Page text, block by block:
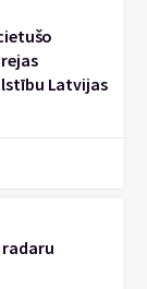
Latvijas